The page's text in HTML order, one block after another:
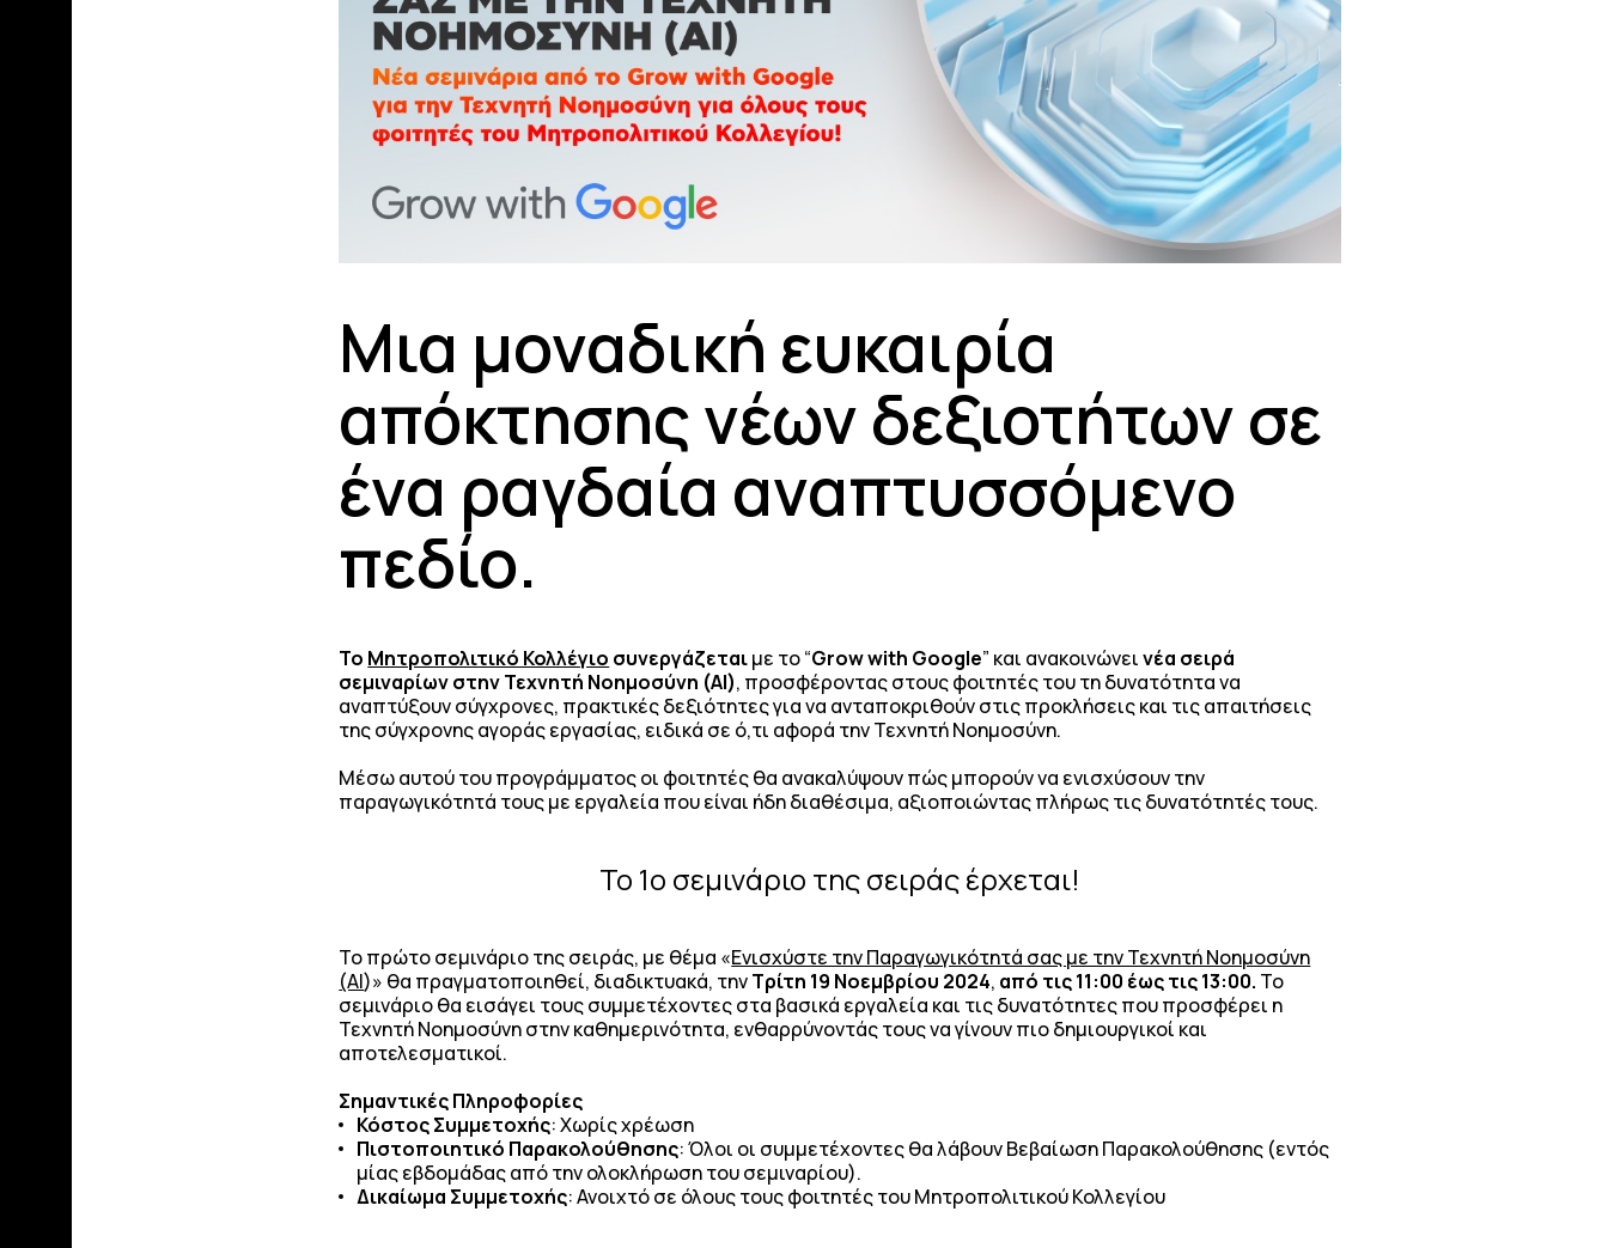
Μια μοναδική ευκαιρία
απόκτησης νέων δεξιοτήτων σε
ένα ραγδαία αναπτυσσόμενο
πεδίο.
Το Μητροπολιτικό Κολλέγιο συνεργάζεταιμε το “Grow with Google” και ανακοινώνεινέα σειρά
σεμιναρίων στην Τεχνητή Νοημοσύνη (AI), προσφέροντας στους φοιτητές του τη δυνατότητα να
αναπτύξουν σύγχρονες, πρακτικές δεξιότητες για να ανταποκριθούν στις προκλήσεις και τις απαιτήσεις
της σύγχρονης αγοράς εργασίας, ειδικά σε ό,τι αφορά την Τεχνητή Νοημοσύνη.
Μέσω αυτού του προγράμματος οι φοιτητές θα ανακαλύψουν πώς μπορούν να ενισχύσουν την
παραγωγικότητά τους με εργαλεία που είναι ήδη διαθέσιμα, αξιοποιώντας πλήρως τις δυνατότητές τους.
Το 1ο σεμινάριο της σειράς έρχεται!
Το πρώτο σεμινάριο της σειράς, με θέμα «Ενισχύστε την Παραγωγικότητά σας με την Τεχνητή Νοημοσύνη
(AI)» θα πραγματοποιηθεί, διαδικτυακά, τηνΤρίτη 19 Νοεμβρίου 2024, από τις 11:00 έως τις 13:00. Το
σεμινάριο θα εισάγει τους συμμετέχοντες στα βασικά εργαλεία και τις δυνατότητες που προσφέρει η
Τεχνητή Νοημοσύνη στην καθημερινότητα, ενθαρρύνοντάς τους να γίνουν πιο δημιουργικοί και
αποτελεσματικοί.
Σημαντικές Πληροφορίες
Κόστος Συμμετοχής: Χωρίς χρέωση
Πιστοποιητικό Παρακολούθησης: Όλοι οι συμμετέχοντες θα λάβουν Βεβαίωση Παρακολούθησης (εντός
μίας εβδομάδας από την ολοκλήρωση του σεμιναρίου).
Δικαίωμα Συμμετοχής: Ανοιχτό σε όλους τους φοιτητές του Μητροπολιτικού Κολλεγίου